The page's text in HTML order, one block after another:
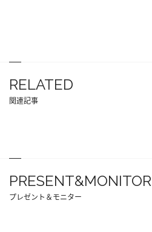
RELATED
関連記事
PRESENT&MONITOR
プレゼント＆モニター